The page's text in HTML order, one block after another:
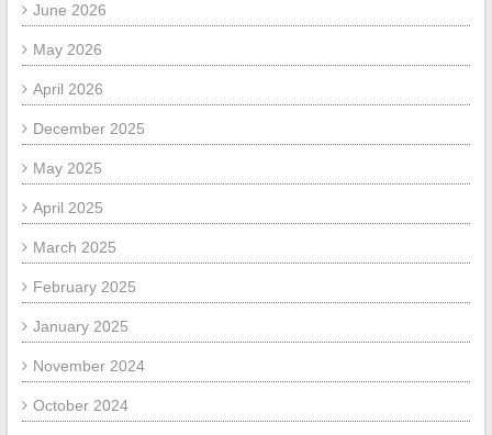
June 2026
May 2026
April 2026
December 2025
May 2025
April 2025
March 2025
February 2025
January 2025
November 2024
October 2024